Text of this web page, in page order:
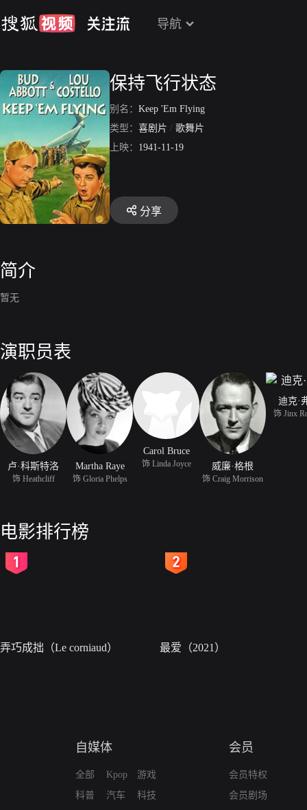
导航
保持飞行状态
别名： Keep 'Em Flying
类型： 喜剧片 / 歌舞片
上映： 1941-11-19
分享
简介
暂无
演职员表
卢·科斯特洛
饰 Heathcliff
Martha Raye
饰 Gloria Phelps
Carol Bruce
饰 Linda Joyce 威廉·格根
饰 Craig Morrison
迪克·
饰 Jinx
电影排行榜
弄巧成拙（Le corniaud） 最爱（2021）
自媒体
全部
科普
Kpop
汽车
游戏
科技
会员
会员特权
会员剧场